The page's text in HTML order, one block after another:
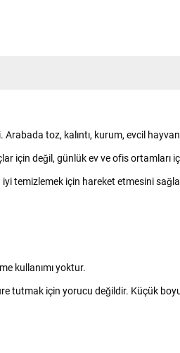
toz, kalıntı, kurum, evcil hayvan
için değil, günlük ev ve ofis ortamları
iyi temizlemek için hareket etmesini
kullanımı yoktur.
tutmak için yorucu değildir. Küçük